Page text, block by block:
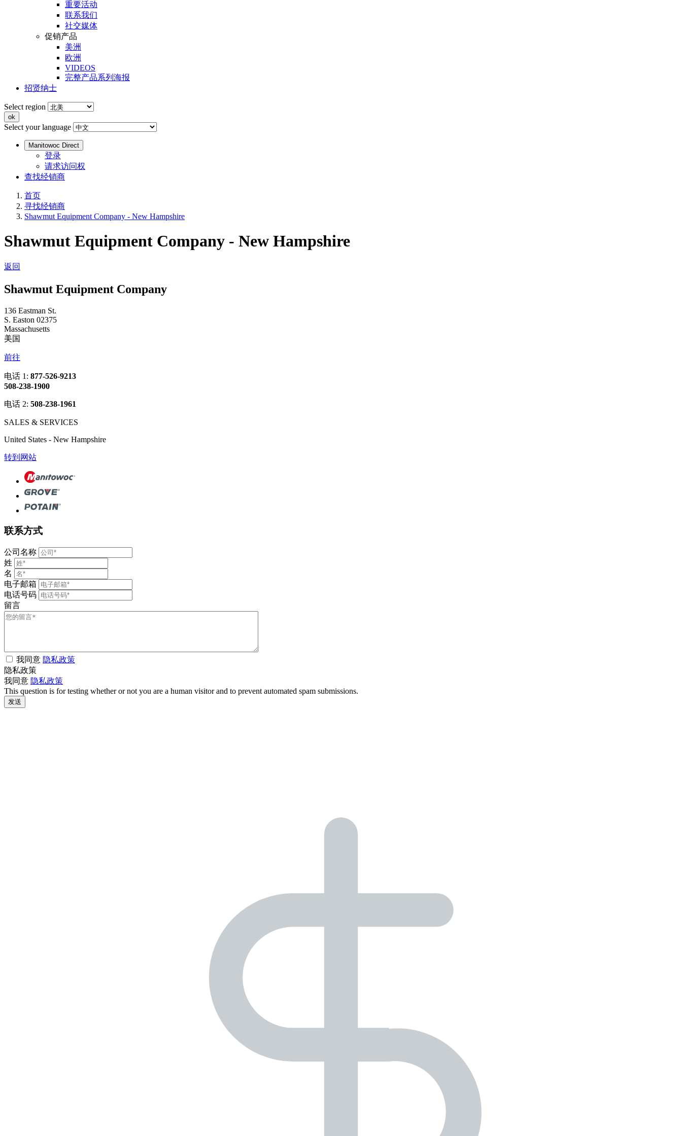
重要活动
联系我们
社交媒体
促销产品
美洲
欧洲
VIDEOS
完整产品系列海报
招贤纳士
Select region
Select your language
Manitowoc Direct
登录
请求访问权
查找经销商
首页
寻找经销商
Shawmut Equipment Company - New Hampshire
Shawmut Equipment Company - New Hampshire
返回
Shawmut Equipment Company
136 Eastman St.
S. Easton 02375
Massachusetts
美国
前往
电话 1: 877-526-9213
508-238-1900
电话 2: 508-238-1961
SALES & SERVICES
United States - New Hampshire
转到网站
联系方式
公司名称
姓
名
电子邮箱
电话号码
留言
我同意 隐私政策
隐私政策
我同意 隐私政策
This question is for testing whether or not you are a human visitor and to prevent automated spam submissions.